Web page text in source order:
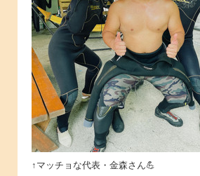
↑マッチョな代表・金森さん💪